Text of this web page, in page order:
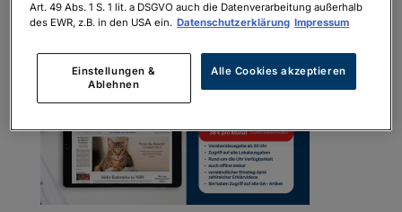
Art. 49 Abs. 1 S. 1 lit. a DSGVO auch die Datenverarbeitung außerhalb
des EWR, z.B. in den USA ein. Datenschutzerklärung Impressum
Einstellungen &
Ablehnen
Alle Cookies akzeptieren